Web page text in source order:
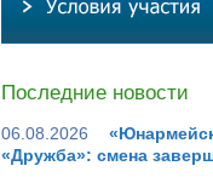
Последние новости
06.08.2026
«Дружба»: смена